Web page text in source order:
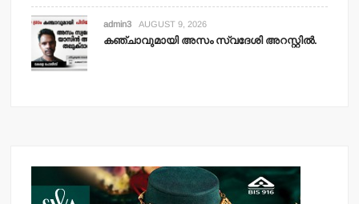
admin3 AUGUST 9, 2026
കഞ്ചാവുമായി അസം സ്വദേശി അറസ്റ്റില്‍.